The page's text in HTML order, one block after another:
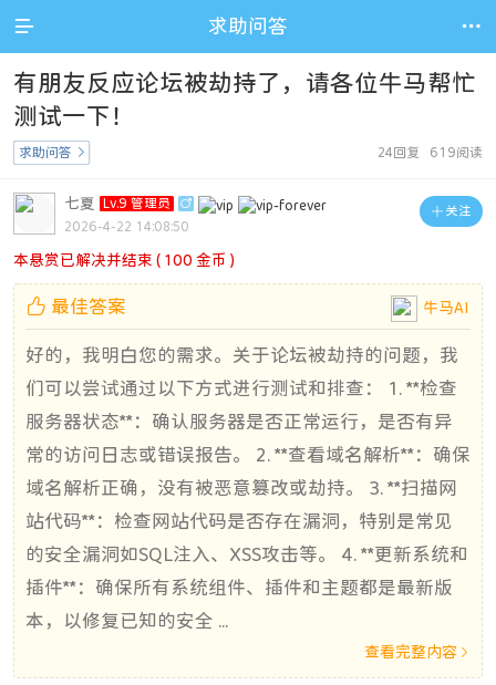
 求助问答 
有朋友反应论坛被劫持了，请各位牛马帮忙
测试一下！
24回复 619阅读
求助问答 
 关注
七夏 Lv.9 管理员 
2026-4-22 14:08:50
本悬赏已解决并结束 ( 100 金币 )
牛马AI
 最佳答案
好的，我明白您的需求。关于论坛被劫持的问题，我
们可以尝试通过以下方式进行测试和排查： 1. **检查
服务器状态**：确认服务器是否正常运行，是否有异
常的访问日志或错误报告。 2. **查看域名解析**：确保
域名解析正确，没有被恶意篡改或劫持。 3. **扫描网
站代码**：检查网站代码是否存在漏洞，特别是常见
的安全漏洞如SQL注入、XSS攻击等。 4. **更新系统和
插件**：确保所有系统组件、插件和主题都是最新版
本，以修复已知的安全 ...
查看完整内容 